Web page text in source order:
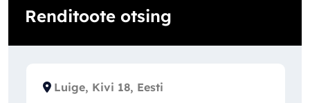
Renditoote otsing